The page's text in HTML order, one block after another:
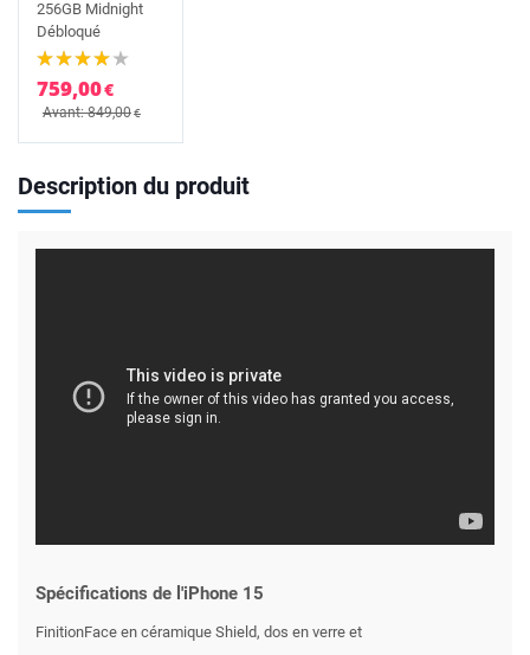
256GB Midnight
Débloqué
759,00€
Avant: 849,00€
Description du produit
Spécifications de l'iPhone 15
FinitionFace en céramique Shield, dos en verre et